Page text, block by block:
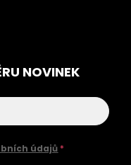
NOVINEK
údajů *